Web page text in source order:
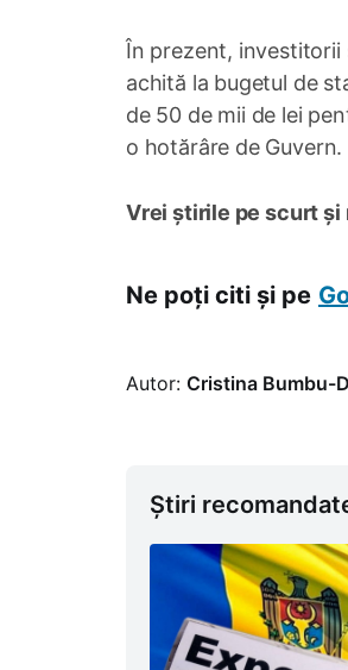
În prezent,
achită la bugetul de
de 50 de mii de lei
o hotărâre de Guvern.
Vrei știrile pe scurt și
Ne poți citi și pe
Autor: Cristina Bumbu-
Știri